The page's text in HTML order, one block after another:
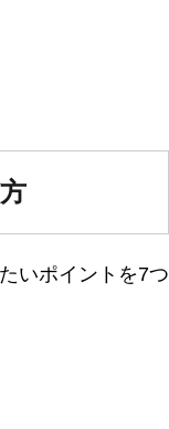
いポイントを7つ